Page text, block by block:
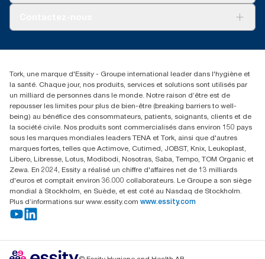
+216 71 11 60 00
52 Rue 8601 ZI CHARGUIA 1
BP194.Tunis, Tunisie
Tork, une marque d'Essity - Groupe international leader dans l'hygiène et
la santé. Chaque jour, nos produits, services et solutions sont utilisés par
un milliard de personnes dans le monde. Notre raison d’être est de
repousser les limites pour plus de bien-être (breaking barriers to well-
being) au bénéfice des consommateurs, patients, soignants, clients et de
la société civile. Nos produits sont commercialisés dans environ 150 pays
sous les marques mondiales leaders TENA et Tork, ainsi que d'autres
marques fortes, telles que Actimove, Cutimed, JOBST, Knix, Leukoplast,
Libero, Libresse, Lotus, Modibodi, Nosotras, Saba, Tempo, TOM Organic et
Zewa. En 2024, Essity a réalisé un chiffre d'affaires net de 13 milliards
d'euros et comptait environ 36.000 collaborateurs. Le Groupe a son siège
mondial à Stockholm, en Suède, et est coté au Nasdaq de Stockholm.
Plus d’informations sur www.essity.com www.essity.com